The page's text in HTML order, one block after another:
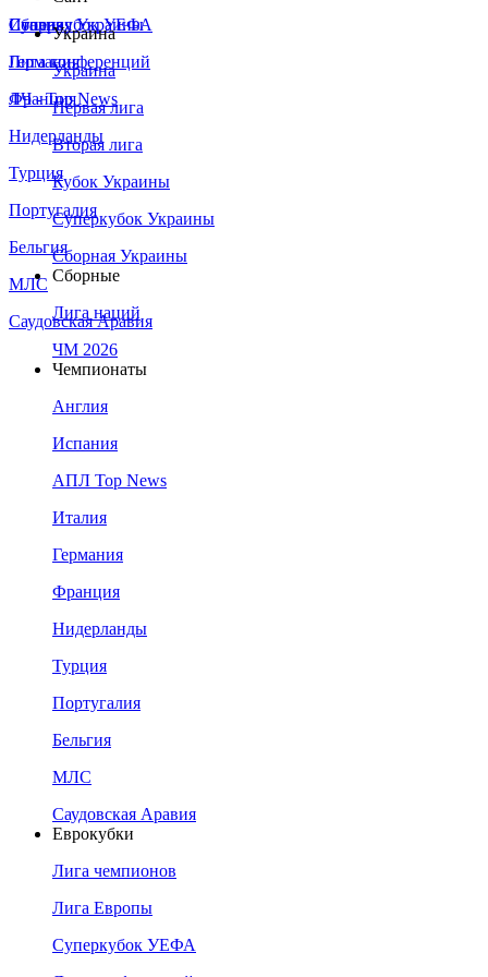
Сборная Украины
Италия
Германия
Франция
Нидерланды
Турция
Португалия
Бельгия
МЛС
Саудовская Аравия
Суперкубок УЕФА
Лига конференций
ЛЧ - Top News
Украина
Украина
Первая лига
Вторая лига
Кубок Украины
Суперкубок Украины
Сборная Украины
Сборные
Лига наций
ЧМ 2026
Чемпионаты
Англия
Испания
АПЛ Top News
Италия
Германия
Франция
Нидерланды
Турция
Португалия
Бельгия
МЛС
Саудовская Аравия
Еврокубки
Лига чемпионов
Лига Европы
Суперкубок УЕФА